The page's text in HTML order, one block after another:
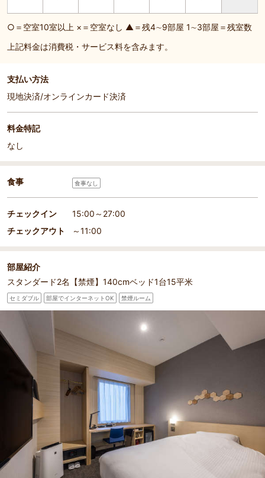
○＝空室10室以上 ×＝空室なし ▲＝残4∼9部屋 1∼3部屋＝残室数
上記料金は消費税・サービス料を含みます。
支払い方法
現地決済/オンラインカード決済
料金特記
なし
食事 食事なし
チェックイン
15:00～27:00
チェックアウト
～11:00
部屋紹介
スタンダード2名【禁煙】140cmベッド1台15平米
セミダブル 部屋でインターネットOK 禁煙ルーム